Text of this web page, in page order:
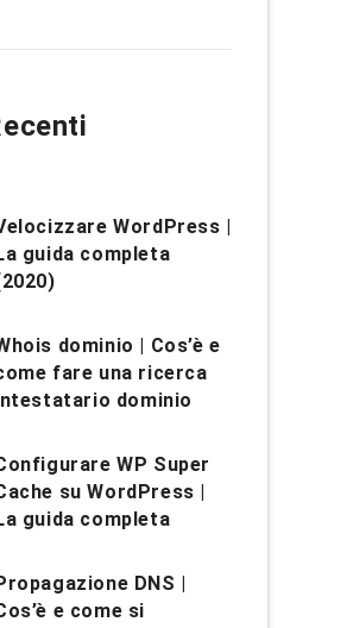
WordPress |
guida completa
dominio | Cos’è e
fare una ricerca
dominio
WP Super
su WordPress |
guida completa
DNS |
e come si